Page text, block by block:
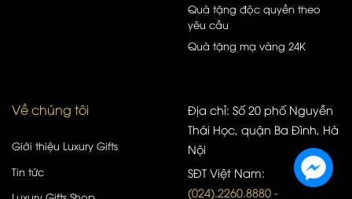
Quà tặng độc quyền theo
yêu cầu
Quà tặng mạ vàng 24K
Về chúng tôi
Giới thiệu Luxury Gifts
Tin tức
Địa chỉ: Số 20 phố Nguyễn
Thái Học, quận Ba Đình, Hà
Nội
SĐT Việt Nam:
(024).2260.8880 -